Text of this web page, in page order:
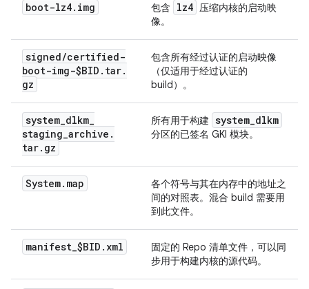
boot-lz4. img 包含 lz4 压缩内核的启动映
像。
signed/certified-
boot-img-$BID . tar.
gz
包含所有经过认证的启动映像
（仅适用于经过认证的
build）。
system_dlkm_
staging_archive .
tar. gz
所有用于构建 system_dlkm
分区的已签名 GKI 模块。
System. map
各个符号与其在内存中的地址之
间的对照表。混合 build 需要用
到此文件。
manifest_$BID . xml
固定的 Repo 清单文件，可以同
步用于构建内核的源代码。